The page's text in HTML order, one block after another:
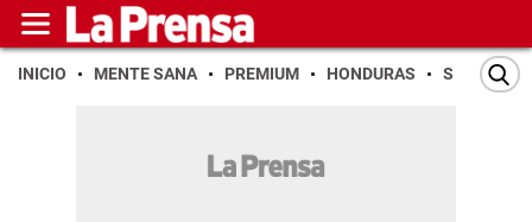
INICIO MENTE SANA PREMIUM HONDURAS SAN PEDRO